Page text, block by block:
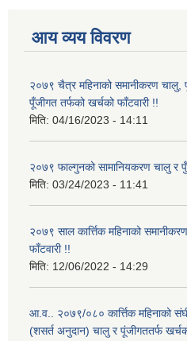
आय व्यय विवरण
२०७९ चैत्र महिनाको समानीकरण चालु,
पूँजीगत तर्फको खर्चको फाँटवारी !!
मिति: 04/16/2023 - 14:11
२०७९ फाल्गुनको सामानियकरण चालु र
मिति: 03/24/2023 - 11:41
२०७९ साल कार्त्तिक महिनाको
फाँटवारी !!
मिति: 12/06/2022 - 14:29
आ.व.. २०७९/०८० कार्त्तिक महिनाको
(शसर्त अनुदान) चालु र पूंजीगततर्फ